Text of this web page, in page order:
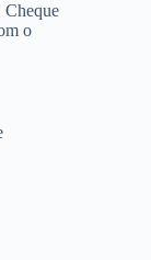
Cheque
o